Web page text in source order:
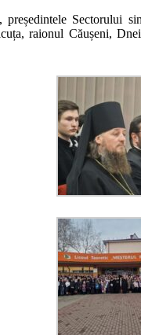
raionul Căușeni,